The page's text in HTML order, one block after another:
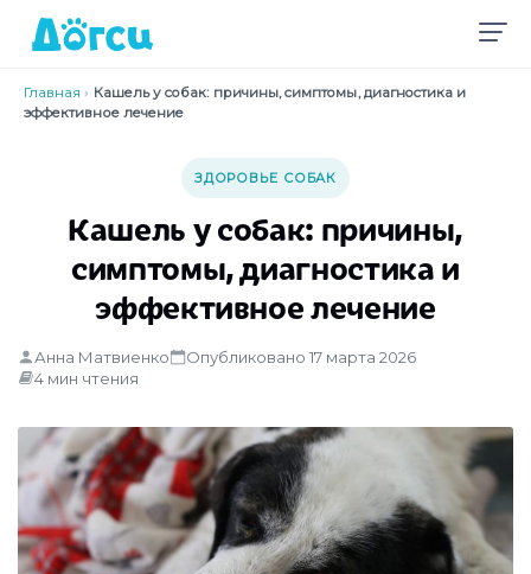
Главная › Кашель у собак: причины, симптомы, диагностика и
эффективное лечение
ЗДОРОВЬЕ СОБАК
Кашель у собак: причины,
симптомы, диагностика и
эффективное лечение
Анна Матвиенко
Опубликовано 17 марта 2026
4 мин чтения